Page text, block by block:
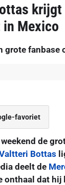
krijgt
Mexico
grote fanbase
favoriet
de
Bottas
deelt de
onthaal dat hij